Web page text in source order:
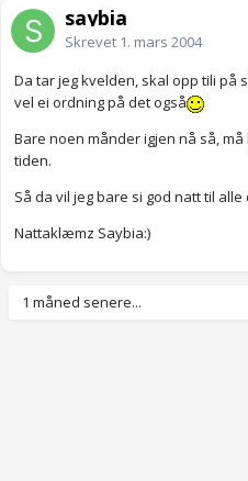
saybia
Skrevet 1. mars 2004
Da tar jeg kvelden, skal opp tili på
vel ei ordning på det også
Bare noen månder igjen nå så,
tiden.
Så da vil jeg bare si god natt til
Nattaklæmz Saybia:)
1 måned senere...